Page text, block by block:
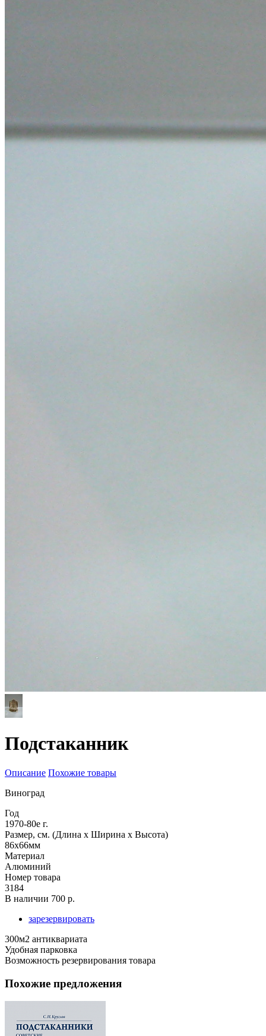
Подстаканник
Описание Похожие товары
Виноград
Год
1970-80е г.
Размер, см. (Длина х Ширина х Высота)
86х66мм
Материал
Алюминий
Номер товара
3184
В наличии 700 р.
зарезервировать
300м2 антиквариата
Удобная парковка
Возможность резервирования товара
Похожие предложения